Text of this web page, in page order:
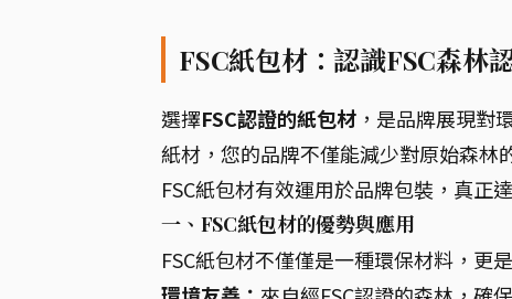
FSC紙包材：認識FSC森林
選擇FSC認證的紙包材 ，是品牌展現對
紙材，您的品牌不僅能減少對原始森林
FSC紙包材有效運用於品牌包裝，真正
一、FSC紙包材的優勢與應用
FSC紙包材不僅僅是一種環保材料，更